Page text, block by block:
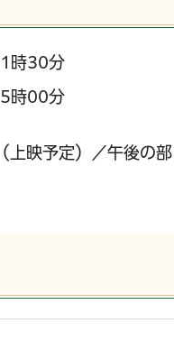
時30分
時00分
映予定）／午後の